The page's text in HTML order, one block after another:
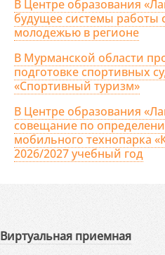
В Центре образования
будущее системы
молодежью в регионе
В Мурманской области
подготовке спортивных
«Спортивный туризм»
В Центре образования
совещание по
мобильного технопарка
2026/2027 учебный год
Виртуальная приемная